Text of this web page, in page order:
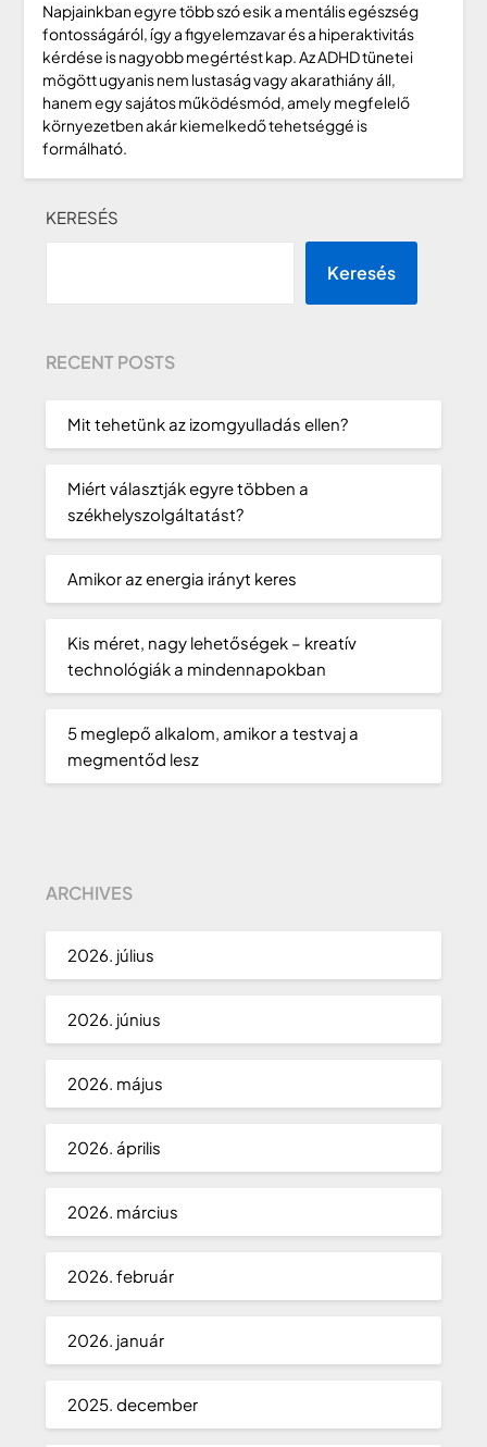
Napjainkban egyre több szó esik a mentális egészség
fontosságáról, így a figyelemzavar és a hiperaktivitás
kérdése is nagyobb megértést kap. Az ADHD tünetei
mögött ugyanis nem lustaság vagy akarathiány áll,
hanem egy sajátos működésmód, amely megfelelő
környezetben akár kiemelkedő tehetséggé is
formálható.
KERESÉS
Keresés
RECENT POSTS
Mit tehetünk az izomgyulladás ellen?
Miért választják egyre többen a
székhelyszolgáltatást?
Amikor az energia irányt keres
Kis méret, nagy lehetőségek – kreatív
technológiák a mindennapokban
5 meglepő alkalom, amikor a testvaj a
megmentőd lesz
ARCHIVES
2026. július
2026. június
2026. május
2026. április
2026. március
2026. február
2026. január
2025. december